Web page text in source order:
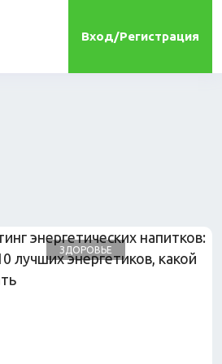
Вход/Регистрация
ЗДОРОВЬЕ